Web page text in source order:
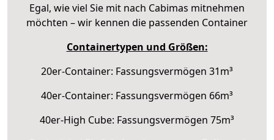
Egal, wie viel Sie mit nach Cabimas mitnehmen
möchten – wir kennen die passenden Container
Containertypen und Größen:
20er-Container: Fassungsvermögen 31m³
40er-Container: Fassungsvermögen 66m³
40er-High Cube: Fassungsvermögen 75m³